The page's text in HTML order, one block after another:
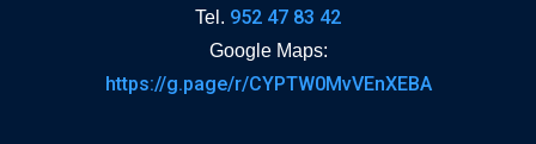
Tel. 952 47 83 42
Google Maps:
https://g.page/r/CYPTW0MvVEnXEBA